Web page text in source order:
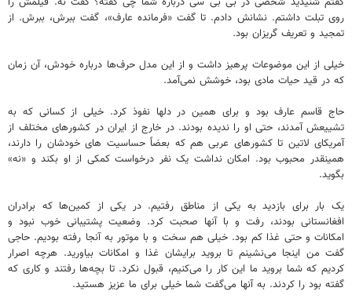
روی تبلت داشتم. نشانش دادم. تا گفت «فرمانده عارف»، گفت ببرش، ببرش. از
تمجید و تعریف گریزان بود.
خیلی از این موضوعات پرهیز داشت و از این مدل حرف‌ها درباره خودش، آن زمان
که در قید حیات مادی بود، خوشش نمی‌آمد.
حاج قاسم عارف بود و برای همین در دلها نفوذ کرد. خیلی از کسانی که به
تشییعش آمدند، حتی او را ندیده بودند. در خارج از ایران در کشورهای مختلف از
آمریکای لاتین تا کشورهای عربی هم که بعضاً حساسیت های خودشان را دارند،
همینقدر محبوب بود. امکان نداشت یک نفر درخواست کمکی از او بکند و «نه»
بگوید.
یک بار برای بازدید به یکی از مناطق رفتیم. در یکی از کمین‌ها که برادران
افغانستانی بودند، رفت و با آنها صحبت کرد. وضعیت پشتیبانی خوب نبود و
امکانات و حتی غذا کم بود. خیلی هم سخت و با موتور به آنجا رفته بودیم. حاجی
گفت من اینجا می‌نشینم تا بروید برایشان غذا و امکانات بیاورید. هرچه اصرار
کردیم که شما بروید ما این کار را می‌کنیم، قبول نکرد. تا بچه‌ها رفتند و کاری که
گفته بود را کردند. به آنها می‌گفت شما خیلی برای ما عزیز هستید.